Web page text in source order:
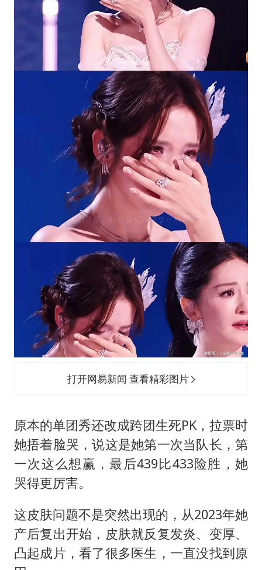
打开网易新闻 查看精彩图片
原本的单团秀还改成跨团生死PK，拉票时
她捂着脸哭，说这是她第一次当队长，第
一次这么想赢，最后439比433险胜，她
哭得更厉害。
这皮肤问题不是突然出现的，从2023年她
产后复出开始，皮肤就反复发炎、变厚、
凸起成片，看了很多医生，一直没找到原